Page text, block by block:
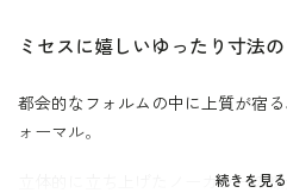
続きを見る
ミセスに嬉しいゆったり寸法
都会的なフォルムの中に上質が宿
ォーマル。
立体的に立ち上げたノーカラーの